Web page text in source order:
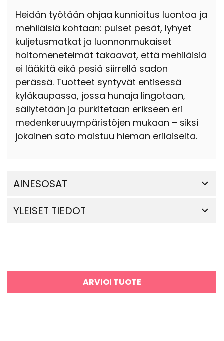
Heidän työtään ohjaa kunnioitus luontoa ja
mehiläisiä kohtaan: puiset pesät, lyhyet
kuljetusmatkat ja luonnonmukaiset
hoitomenetelmät takaavat, että mehiläisiä
ei lääkitä eikä pesiä siirrellä sadon
perässä. Tuotteet syntyvät entisessä
kyläkaupassa, jossa hunaja lingotaan,
säilytetään ja purkitetaan erikseen eri
medenkeruuympäristöjen mukaan – siksi
jokainen sato maistuu hieman erilaiselta.
AINESOSAT
YLEISET TIEDOT
ARVIOI TUOTE